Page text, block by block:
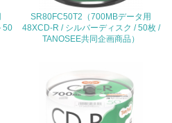
16.
50
SR80FC50T2（700MBデータ用
48XCD-R / シルバーディスク / 50枚 /
TANOSEE共同企画商品）